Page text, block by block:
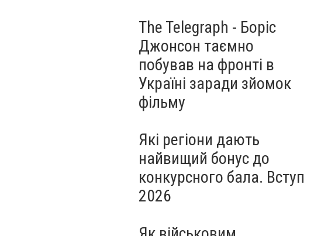
The Telegraph - Боріс
Джонсон таємно
побував на фронті в
Україні заради зйомок
фільму
Які регіони дають
найвищий бонус до
конкурсного бала. Вступ
2026